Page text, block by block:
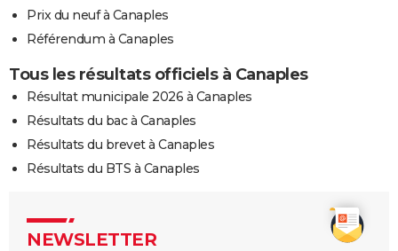
Prix du neuf à Canaples
Référendum à Canaples
Tous les résultats officiels à Canaples
Résultat municipale 2026 à Canaples
Résultats du bac à Canaples
Résultats du brevet à Canaples
Résultats du BTS à Canaples
NEWSLETTER